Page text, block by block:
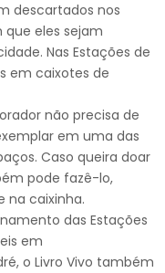
descartados nos
eles sejam
Nas Estações de
em caixotes de
não precisa de
em uma das
Caso queira doar
pode fazê-lo,
na caixinha.
das Estações
em
o Livro Vivo também